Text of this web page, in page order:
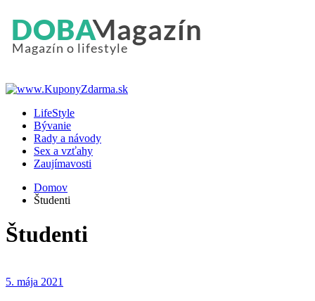
LifeStyle
Bývanie
Rady a návody
Sex a vzťahy
Zaujímavosti
Domov
Študenti
Študenti
5. mája 2021